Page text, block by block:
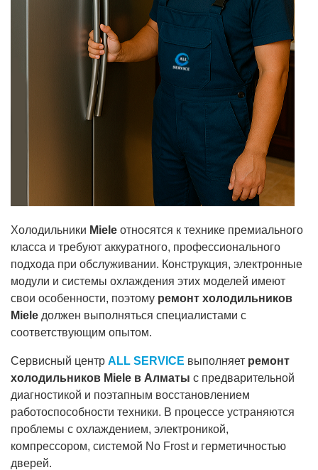
Холодильники Miele относятся к технике премиального
класса и требуют аккуратного, профессионального
подхода при обслуживании. Конструкция, электронные
модули и системы охлаждения этих моделей имеют
свои особенности, поэтому ремонт холодильников
Miele должен выполняться специалистами с
соответствующим опытом.
Сервисный центр ALL SERVICE выполняет ремонт
холодильников Miele в Алматы с предварительной
диагностикой и поэтапным восстановлением
работоспособности техники. В процессе устраняются
проблемы с охлаждением, электроникой,
компрессором, системой No Frost и герметичностью
дверей.